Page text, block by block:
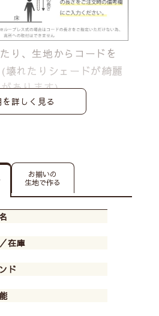
り、生地からコードを
(壊れたりシェードが綺麗
あります)
詳しく見る
お揃いの
生地で作る
在庫
ド